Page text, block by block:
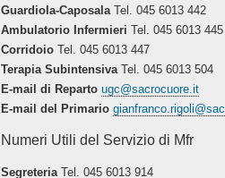
Guardiola-Caposala Tel. 045 6013 442
Ambulatorio Infermieri Tel. 045 6013 445
Corridoio Tel. 045 6013 447
Terapia Subintensiva Tel. 045 6013 504
E-mail di Reparto ugc@sacrocuore.it
E-mail del Primario
Numeri Utili del Servizio di Mfr
Segreteria Tel. 045 6013 914